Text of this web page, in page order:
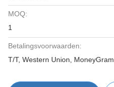
MOQ:
1
Betalingsvoorwaarden:
T/T, Western Union, MoneyGram